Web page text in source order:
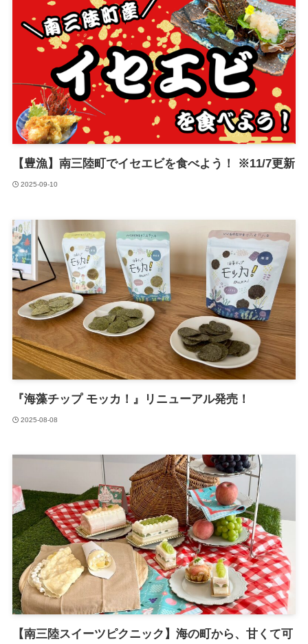
【豊漁】南三陸町でイセエビを食べよう！ ※11/7更新
2025-09-10
『海藻チップ モッカ！』リニューアル発売！
2025-08-08
【南三陸スイーツピクニック】海の町から、甘くて可